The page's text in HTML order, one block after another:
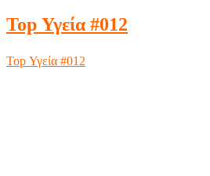
Top Υγεία #012
Top Υγεία #012